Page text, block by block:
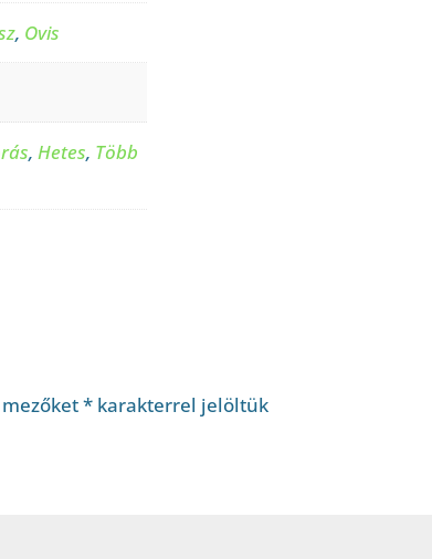
, Ovis
,Hetes, Több
mezőket* karakterrel jelöltük